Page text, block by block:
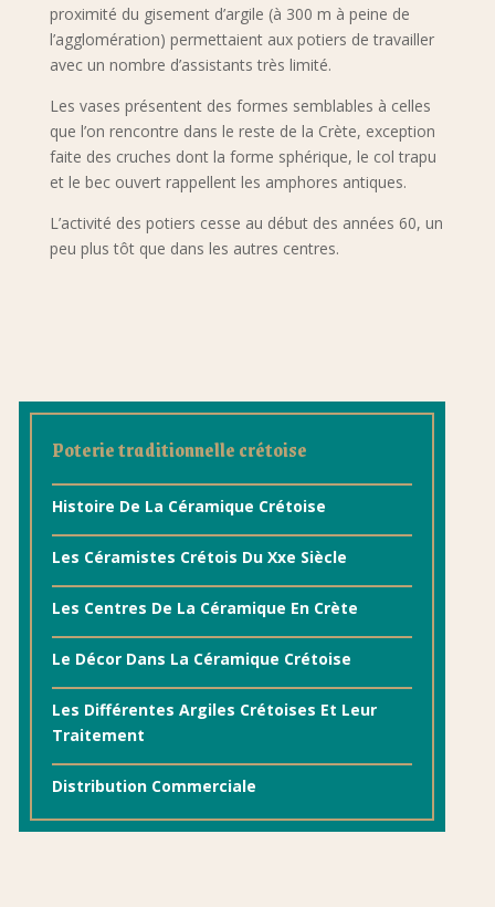
proximité du gisement d’argile (à 300 m à peine de
l’agglomération) permettaient aux potiers de travailler
avec un nombre d’assistants très limité.
Les vases présentent des formes semblables à celles
que l’on rencontre dans le reste de la Crète, exception
faite des cruches dont la forme sphérique, le col trapu
et le bec ouvert rappellent les amphores antiques.
L’activité des potiers cesse au début des années 60, un
peu plus tôt que dans les autres centres.
Poterie traditionnelle crétoise
Histoire De La Céramique Crétoise
Les Céramistes Crétois Du Xxe Siècle
Les Centres De La Céramique En Crète
Le Décor Dans La Céramique Crétoise
Les Différentes Argiles Crétoises Et Leur
Traitement
Distribution Commerciale